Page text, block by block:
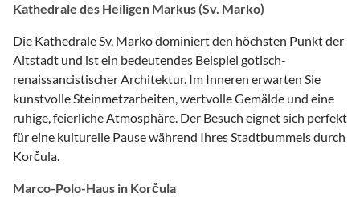
Kathedrale des Heiligen Markus (Sv. Marko)
Die Kathedrale Sv. Marko dominiert den höchsten Punkt der
Altstadt und ist ein bedeutendes Beispiel gotisch-
renaissancistischer Architektur. Im Inneren erwarten Sie
kunstvolle Steinmetzarbeiten, wertvolle Gemälde und eine
ruhige, feierliche Atmosphäre. Der Besuch eignet sich perfekt
für eine kulturelle Pause während Ihres Stadtbummels durch
Korčula.
Marco-Polo-Haus in Korčula